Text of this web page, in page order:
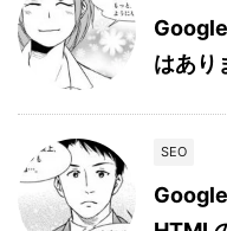
はあり
SEO